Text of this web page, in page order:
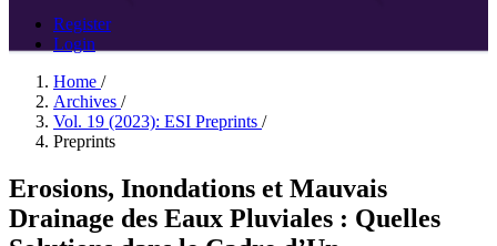
Register
Login
Home /
Archives /
Vol. 19 (2023): ESI Preprints /
Preprints
Erosions, Inondations et Mauvais
Drainage des Eaux Pluviales : Quelles